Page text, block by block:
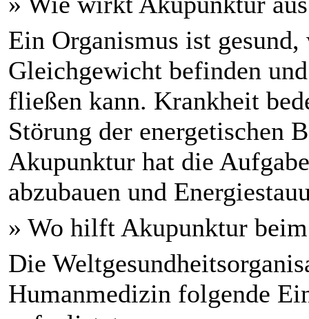
Ein Organismus ist
Gleichgewicht befinden
fließen kann. Krankheit
Störung der energetischen
Akupunktur hat die
abzubauen und
» Wo hilft Akupunktur
Die
Humanmedizin folgende